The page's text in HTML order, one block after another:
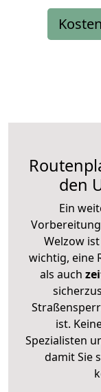
den
Ein
Welzow
wichtig, eine
als auch
ist.
Spezialisten
damit Sie